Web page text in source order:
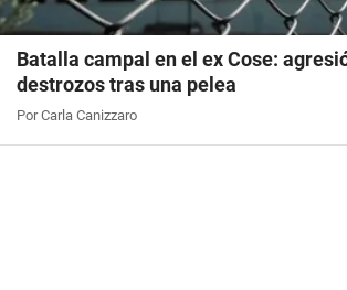
Batalla campal en el ex Cose:
destrozos tras una pelea
Por Carla Canizzaro